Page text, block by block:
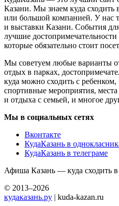
Казани. Мы знаем куда сходить
или большой компанией. У нас
и выставки Казани. События
лучшие
которые обязательно стоит
Мы советуем любые варианты
отдых в парках,
куда можно сходить с
спортивные мероприятия,
и отдыха с семьей, и многое
Мы в социальных сетях
Вконтакте
КудаКазань в
КудаКазань в телеграме
Афиша Казань — куда сходить в
© 2013–2026
кудаказань.ру | kuda-kazan.ru